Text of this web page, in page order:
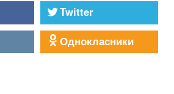
Twitter
Однокласники